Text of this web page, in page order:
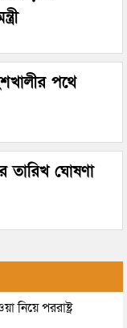
পথে
তারিখ ঘোষণা
নিয়ে পররাষ্ট্র